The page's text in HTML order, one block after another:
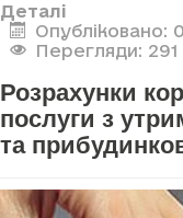
Деталі
Опубліковано:
Перегляди: 291
Розрахунки
послуги з
та